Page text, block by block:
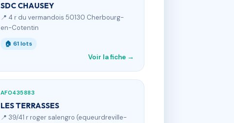
SDC CHAUSEY
📍 4 r du vermandois 50130 Cherbourg-
en-Cotentin
🏠 61 lots
Voir la fiche →
AF0435883
LES TERRASSES
📍 39/41 r roger salengro (equeurdreville-